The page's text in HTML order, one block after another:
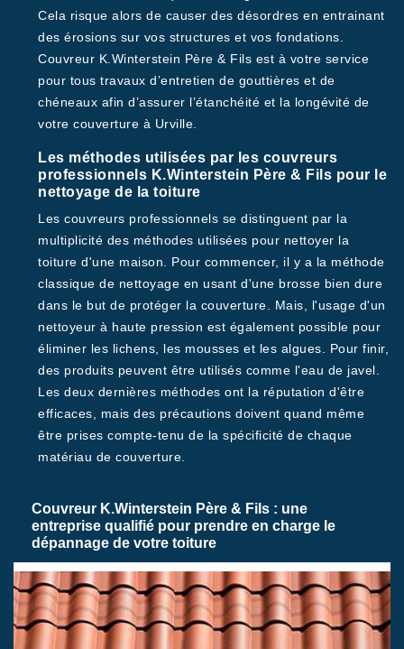
Cela risque alors de causer des désordres en entrainant
des érosions sur vos structures et vos fondations.
Couvreur K.Winterstein Père & Fils est à votre service
pour tous travaux d’entretien de gouttières et de
chéneaux afin d’assurer l’étanchéité et la longévité de
votre couverture à Urville.
Les méthodes utilisées par les couvreurs
professionnels K.Winterstein Père & Fils pour le
nettoyage de la toiture
Les couvreurs professionnels se distinguent par la
multiplicité des méthodes utilisées pour nettoyer la
toiture d'une maison. Pour commencer, il y a la méthode
classique de nettoyage en usant d'une brosse bien dure
dans le but de protéger la couverture. Mais, l'usage d'un
nettoyeur à haute pression est également possible pour
éliminer les lichens, les mousses et les algues. Pour finir,
des produits peuvent être utilisés comme l'eau de javel.
Les deux dernières méthodes ont la réputation d'être
efficaces, mais des précautions doivent quand même
être prises compte-tenu de la spécificité de chaque
matériau de couverture.
Couvreur K.Winterstein Père & Fils : une
entreprise qualifié pour prendre en charge le
dépannage de votre toiture